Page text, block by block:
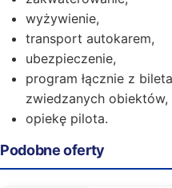
wyżywienie,
transport autokarem,
ubezpieczenie,
program łącznie z
zwiedzanych obiektów,
opiekę pilota.
Podobne oferty